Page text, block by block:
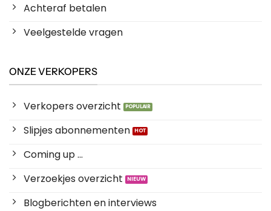
Achteraf betalen
Veelgestelde vragen
ONZE VERKOPERS
Verkopers overzicht
Slipjes abonnementen
Coming up ...
Verzoekjes overzicht
Blogberichten en interviews